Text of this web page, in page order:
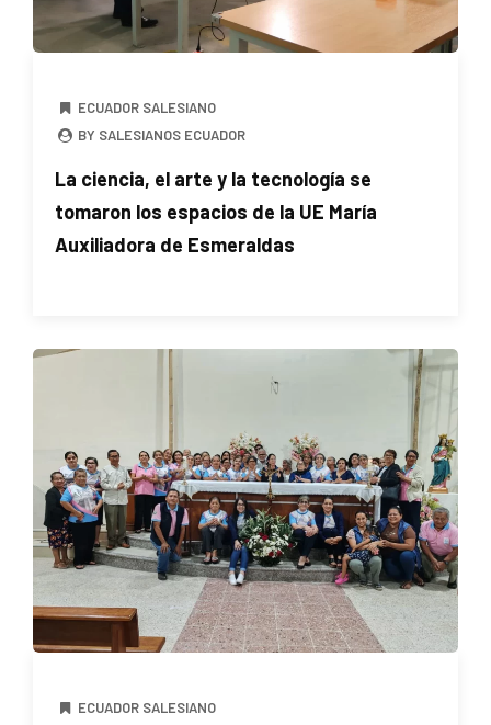
ECUADOR SALESIANO
BY SALESIANOS ECUADOR
La ciencia, el arte y la tecnología se
tomaron los espacios de la UE María
Auxiliadora de Esmeraldas
ECUADOR SALESIANO